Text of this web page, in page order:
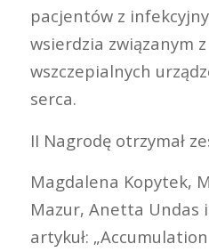
pacjentów z
wsierdzia związanym
wszczepialnych
serca.
II Nagrodę otrzymał
Magdalena Kopytek,
Mazur, Anetta Undas
artykuł: